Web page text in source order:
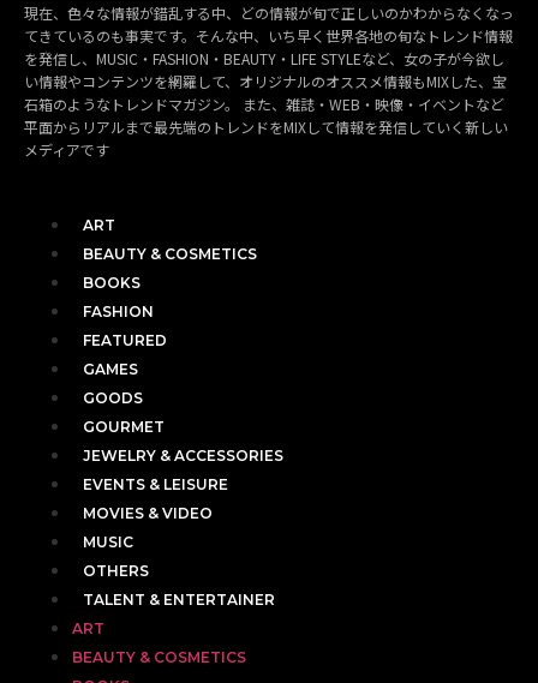
現在、色々な情報が錯乱する中、どの情報が旬で正しいのかわからなくなっ
てきているのも事実です。そんな中、いち早く世界各地の旬なトレンド情報
を発信し、MUSIC・FASHION・BEAUTY・LIFE STYLEなど、女の子が今欲し
い情報やコンテンツを網羅して、オリジナルのオススメ情報もMIXした、宝
石箱のようなトレンドマガジン。 また、雑誌・WEB・映像・イベントなど
平面からリアルまで最先端のトレンドをMIXして情報を発信していく新しい
メディアです
ART
BEAUTY & COSMETICS
BOOKS
FASHION
FEATURED
GAMES
GOODS
GOURMET
JEWELRY & ACCESSORIES
EVENTS & LEISURE
MOVIES & VIDEO
MUSIC
OTHERS
TALENT & ENTERTAINER
ART
BEAUTY & COSMETICS